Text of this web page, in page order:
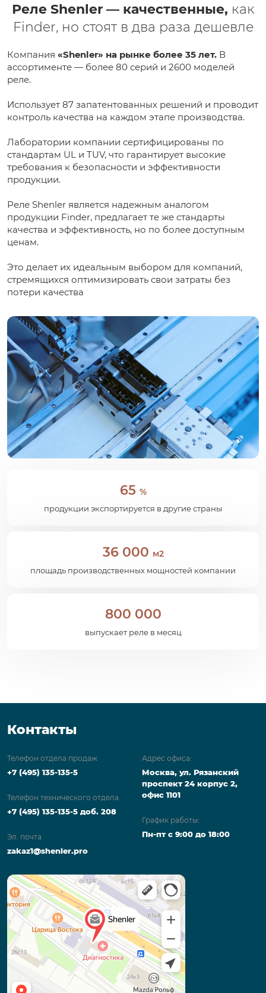
Реле Shenler — качественные, как
Finder, но стоят в два раза дешевле
Компания «Shenler» на рынке более 35 лет. В
ассортименте — более 80 серий и 2600 моделей
реле.
Использует 87 запатентованных решений и проводит
контроль качества на каждом этапе производства.
Лаборатории компании сертифицированы по
стандартам UL и TUV, что гарантирует высокие
требования к безопасности и эффективности
продукции.
Реле Shenler является надежным аналогом
продукции Finder, предлагает те же стандарты
качества и эффективность, но по более доступным
ценам.
Это делает их идеальным выбором для компаний,
стремящихся оптимизировать свои затраты без
потери качества
65 %
продукции экспортируется в другие страны
36 000 м2
площадь производственных мощностей компании
800 000
выпускает реле в месяц
Контакты
Телефон отдела продаж
+7 (495) 135-135-5
Телефон технического отдела
+7 (495) 135-135-5 доб. 208
Эл. почта
zakaz1@shenler.pro
Адрес офиса:
Москва, ул. Рязанский
проспект 24 корпус 2,
офис 1101
График работы:
Пн-пт с 9:00 до 18:00